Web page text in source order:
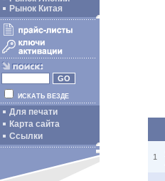
Рынок Китая
ИСКАТЬ ВЕЗДЕ
Для печати
Карта сайта
Ссылки
1